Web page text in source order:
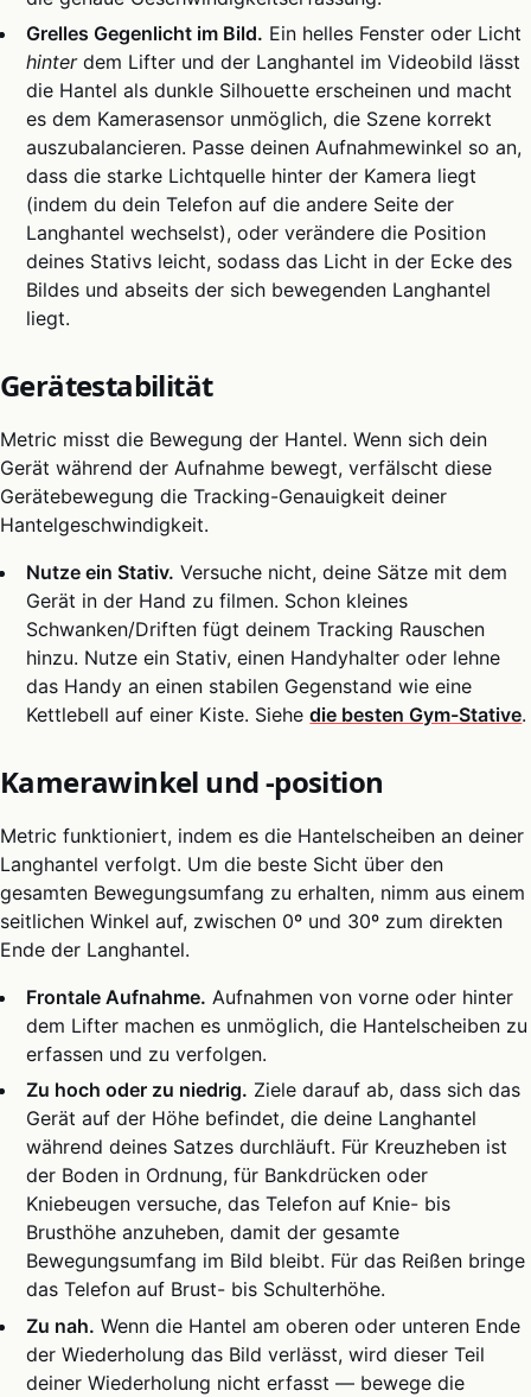
Grelles Gegenlicht im Bild. Ein helles Fenster oder Licht
hinterdem Lifter und der Langhantel im Videobild lässt
die Hantel als dunkle Silhouette erscheinen und macht
es dem Kamerasensor unmöglich, die Szene korrekt
auszubalancieren. Passe deinen Aufnahmewinkel so an,
dass die starke Lichtquelle hinter der Kamera liegt
(indem du dein Telefon auf die andere Seite der
Langhantel wechselst), oder verändere die Position
deines Stativs leicht, sodass das Licht in der Ecke des
Bildes und abseits der sich bewegenden Langhantel
liegt.
Gerätestabilität
Metric misst die Bewegung der Hantel. Wenn sich dein
Gerät während der Aufnahme bewegt, verfälscht diese
Gerätebewegung die Tracking-Genauigkeit deiner
Hantelgeschwindigkeit.
Nutze ein Stativ. Versuche nicht, deine Sätze mit dem
Gerät in der Hand zu filmen. Schon kleines
Schwanken/Driften fügt deinem Tracking Rauschen
hinzu. Nutze ein Stativ, einen Handyhalter oder lehne
das Handy an einen stabilen Gegenstand wie eine
Kettlebell auf einer Kiste. Siehedie besten Gym-Stative.
Kamerawinkel und -position
Metric funktioniert, indem es die Hantelscheiben an deiner
Langhantel verfolgt. Um die beste Sicht über den
gesamten Bewegungsumfang zu erhalten, nimm aus einem
seitlichen Winkel auf, zwischen 0º und 30º zum direkten
Ende der Langhantel.
Frontale Aufnahme. Aufnahmen von vorne oder hinter
dem Lifter machen es unmöglich, die Hantelscheiben zu
erfassen und zu verfolgen.
Zu hoch oder zu niedrig. Ziele darauf ab, dass sich das
Gerät auf der Höhe befindet, die deine Langhantel
während deines Satzes durchläuft. Für Kreuzheben ist
der Boden in Ordnung, für Bankdrücken oder
Kniebeugen versuche, das Telefon auf Knie- bis
Brusthöhe anzuheben, damit der gesamte
Bewegungsumfang im Bild bleibt. Für das Reißen bringe
das Telefon auf Brust- bis Schulterhöhe.
Zu nah. Wenn die Hantel am oberen oder unteren Ende
der Wiederholung das Bild verlässt, wird dieser Teil
deiner Wiederholung nicht erfasst — bewege die